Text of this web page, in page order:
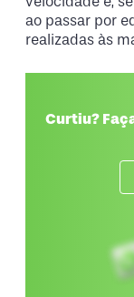
ao passar por
realizadas às
Curtiu?